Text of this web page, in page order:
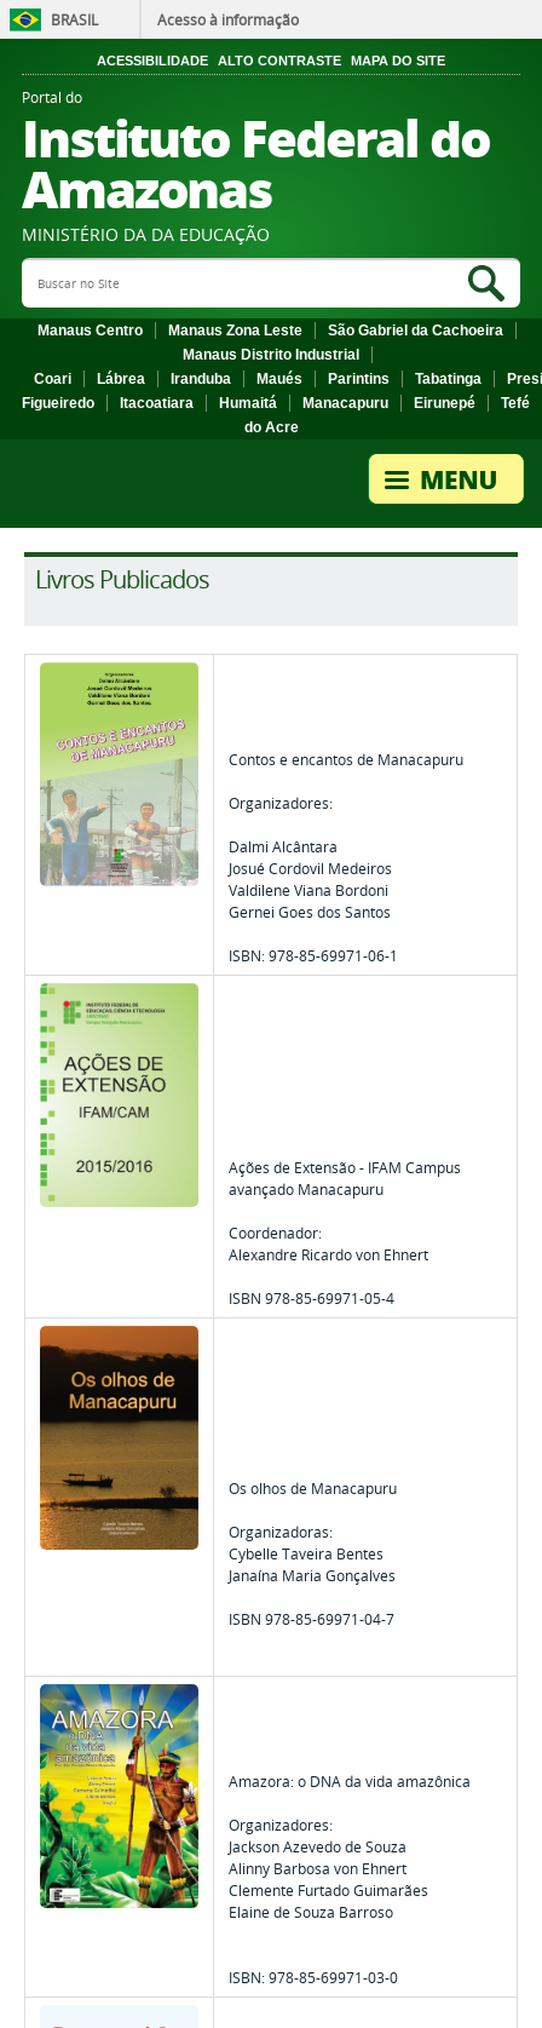
BRASIL Acesso à informação
ACESSIBILIDADE ALTO CONTRASTE MAPA DO SITE
Portal do
Instituto Federal do
Amazonas
MINISTÉRIO DA DA EDUCAÇÃO
Search Site
Manaus Centro Manaus Zona Leste
São Gabriel da Cachoeira
Manaus Distrito Industrial
Coari
Lábrea Iranduba Maués Parintins Tabatinga
Figueiredo
Itacoatiara Humaitá Manacapuru Eirunepé
Tefé
do Acre
Livros Publicados
Contos e encantos de Manacapuru
Organizadores:
Dalmi Alcântara
Josué Cordovil Medeiros
Valdilene Viana Bordoni
Gernei Goes dos Santos
ISBN: 978-85-69971-06-1
Ações de Extensão - IFAM Campus
avançado Manacapuru
Coordenador:
Alexandre Ricardo von Ehnert
ISBN 978-85-69971-05-4
Os olhos de Manacapuru
Organizadoras:
Cybelle Taveira Bentes
Janaína Maria Gonçalves
ISBN 978-85-69971-04-7
Amazora: o DNA da vida amazônica
Organizadores:
Jackson Azevedo de Souza
Alinny Barbosa von Ehnert
Clemente Furtado Guimarães
Elaine de Souza Barroso
ISBN: 978-85-69971-03-0